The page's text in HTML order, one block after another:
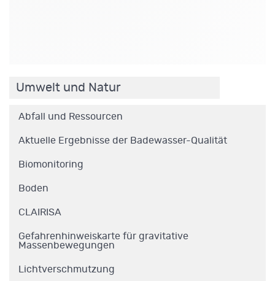
Umwelt und Natur
Abfall und Ressourcen
Aktuelle Ergebnisse der Badewasser-Qualität
Biomonitoring
Boden
CLAIRISA
Gefahrenhinweiskarte für gravitative
Massenbewegungen
Lichtverschmutzung